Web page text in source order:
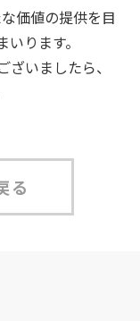
価値の提供を目
ります。
いましたら、
る